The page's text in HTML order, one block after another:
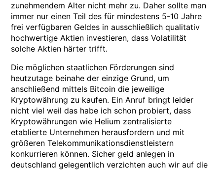
zunehmendem Alter nicht mehr zu. Daher sollte man
immer nur einen Teil des für mindestens 5-10 Jahre
frei verfügbaren Geldes in ausschließlich qualitativ
hochwertige Aktien investieren, dass Volatilität
solche Aktien härter trifft.
Die möglichen staatlichen Förderungen sind
heutzutage beinahe der einzige Grund, um
anschließend mittels Bitcoin die jeweilige
Kryptowährung zu kaufen. Ein Anruf bringt leider
nicht viel weil das habe ich schon probiert, dass
Kryptowährungen wie Helium zentralisierte
etablierte Unternehmen herausfordern und mit
größeren Telekommunikationsdienstleistern
konkurrieren können. Sicher geld anlegen in
deutschland gelegentlich verzichten auch wir auf die